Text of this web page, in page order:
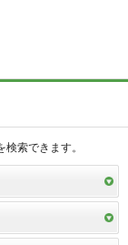
索できます。